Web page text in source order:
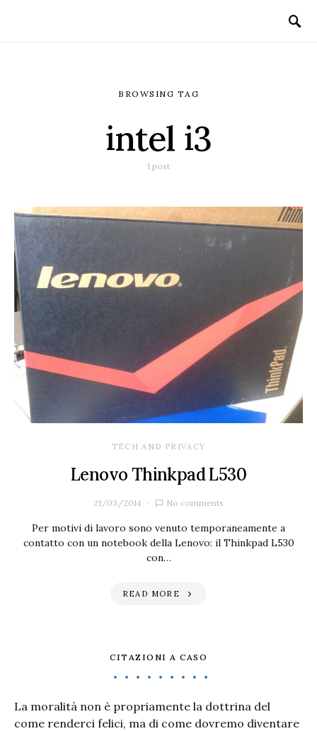
BROWSING TAG
intel i3
1 post
TECH AND PRIVACY
Lenovo Thinkpad L530
21/03/2014 No comments
Per motivi di lavoro sono venuto temporaneamente a
contatto con un notebook della Lenovo: il Thinkpad L530
con…
READ MORE
CITAZIONI A CASO
La moralità non è propriamente la dottrina del
come renderci felici, ma di come dovremo diventare